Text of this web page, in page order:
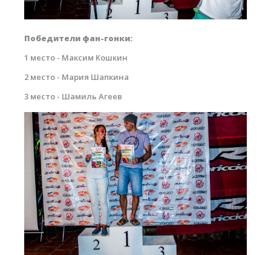
Победители фан-гонки:
1 место - Максим Кошкин
2 место - Мария Шапкина
3 место - Шамиль Агеев
small-6311.jpg